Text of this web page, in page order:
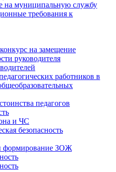
на муниципальную службу
требования к
на замещение
руководителя
работников в
педагогов
и ЧС
безопасность
формирование ЗОЖ